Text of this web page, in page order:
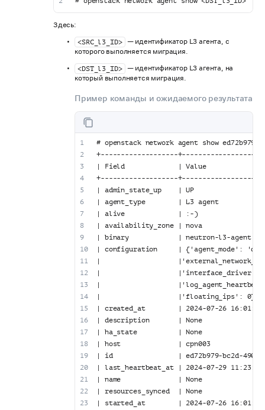
Здесь:
<SRC_l3_ID> — идентификатор L3 агента, с
которого выполняется миграция.
<DST_l3_ID> — идентификатор L3 агента, на
который выполняется миграция.
Пример команды и ожидаемого результата
# openstack network agent show ed72b979-
+-------------------
| Field             | Value
+-------------------
| admin_state_up    | UP
| agent_type        | L3 agent
| alive             | :-)
| availability_zone | nova
| binary            | neutron-l3-
| configuration     | {'agent_mode':
|
|
|
|                   |'floating_ips':
| created_at        | 2024-07-26
| description       | None
| ha_state          | None
| host              | cpn003
| id                | ed72b979-bc2d-
| last_heartbeat_at | 2024-07-
| name              | None
| resources_synced  | None
| started_at        | 2024-07-26